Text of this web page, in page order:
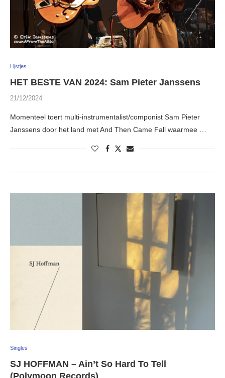
Lijstjes
HET BESTE VAN 2024: Sam Pieter Janssens
21/12/2024
Momenteel toert multi-instrumentalist/componist Sam Pieter
Janssens door het land met And Then Came Fall waarmee …
Singles
SJ HOFFMAN – Ain’t So Hard To Tell